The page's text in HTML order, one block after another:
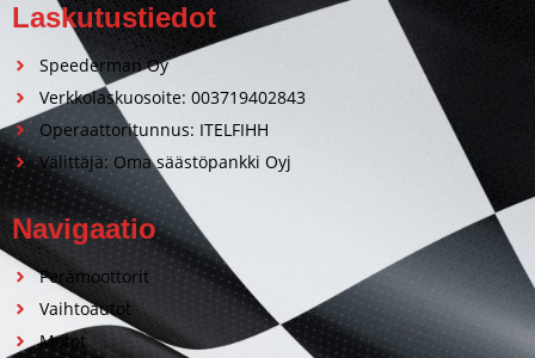
Laskutustiedot
Speederman Oy
Verkkolaskuosoite: 003719402843
Operaattoritunnus: ITELFIHH
Välittäjä: Oma säästöpankki Oyj
Navigaatio
Perämoottorit
Vaihtoautot
Motot